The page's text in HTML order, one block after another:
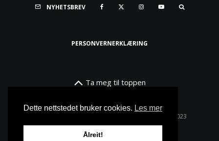
NYHETSBREV
PERSONVERNERKLÆRING
Ta meg til toppen
Alle rettigheter reservert • Copyright © Natt & Dag 2023
Dette nettstedet bruker cookies. Les mer
Ålreit!